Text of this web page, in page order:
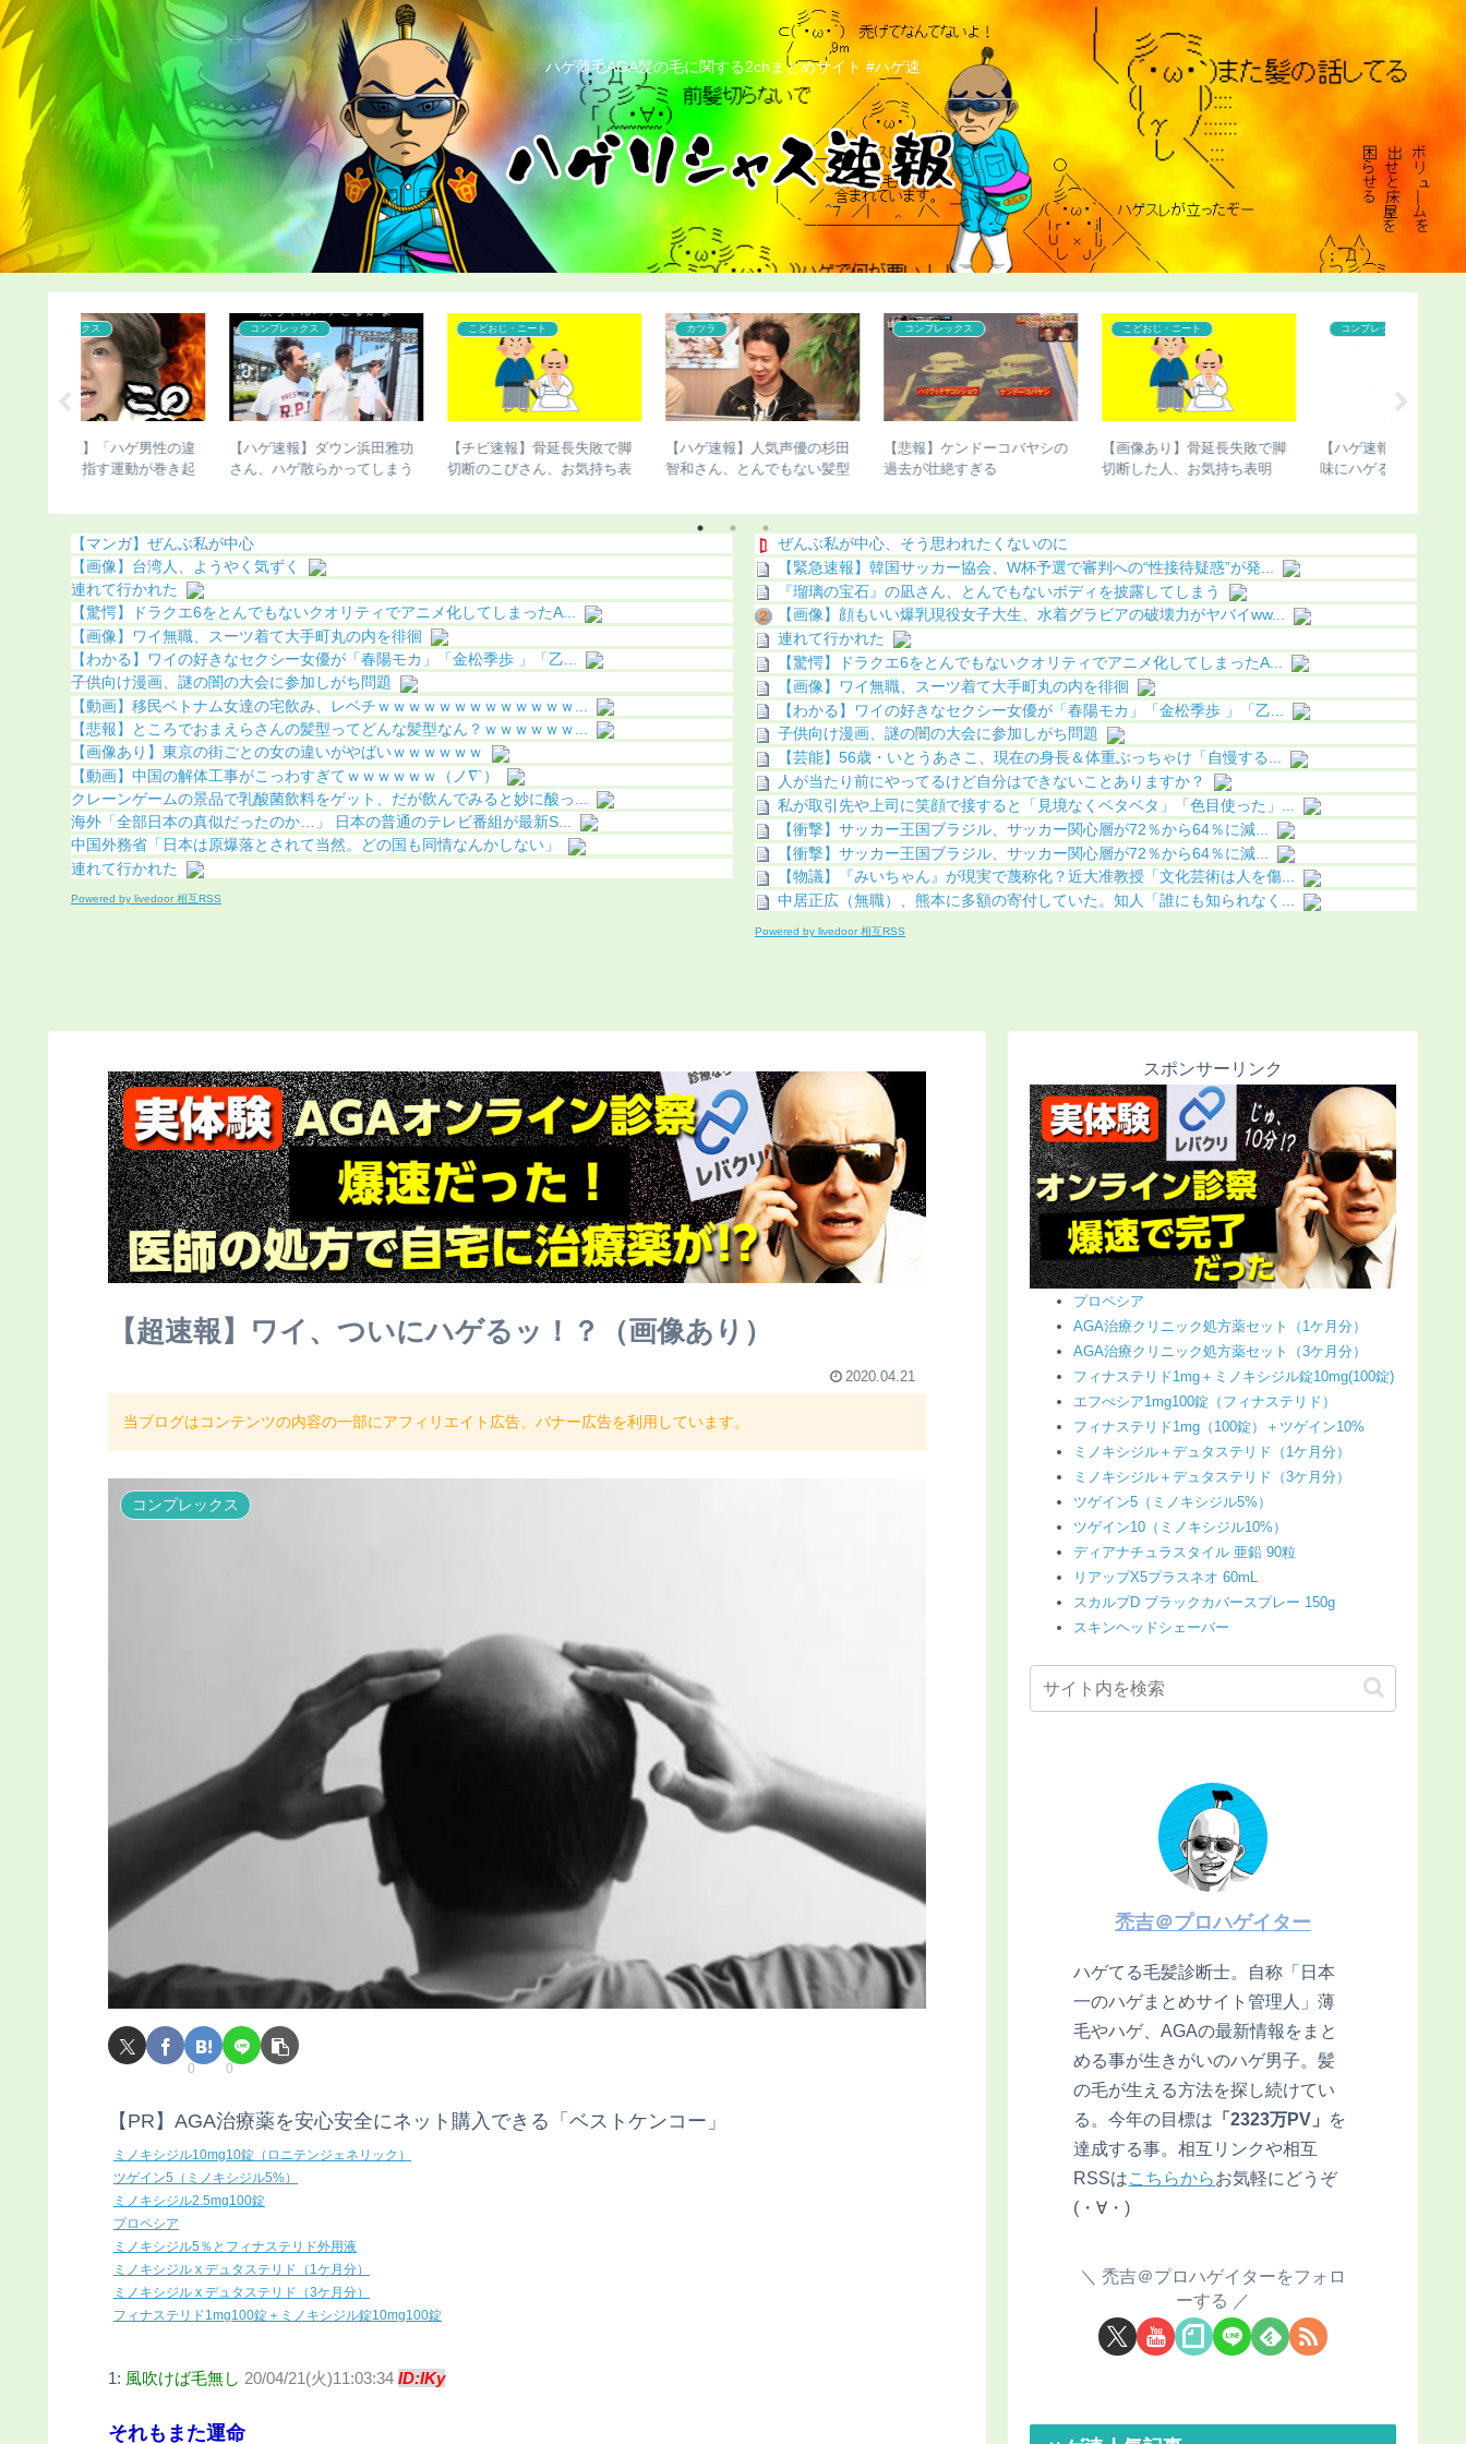
ハゲ薄毛AGA髪の毛に関する2chまとめサイト #ハゲ速
こどおじ・ニート
【チビ速報】骨延長失敗で脚
切断のこびさん、お気持ち表
カツラ
【ハゲ速報】人気声優の杉田
智和さん、とんでもない髪型
コンプレックス
【悲報】ケンドーコバヤシの
過去が壮絶すぎる
こどおじ・ニート
【画像あり】骨延長失敗で脚
切断した人、お気持ち表明
コンプレックス
【ハゲ速報】藤井隆さん、地
味にハゲる（画像あり）
コンプレックス
【ハゲ速報】市原隼人さん、
また髪の毛がなくなってしま
【マンガ】ぜんぶ私が中心
【画像】台湾人、ようやく気ずく
連れて行かれた
【驚愕】ドラクエ6をとんでもないクオリティでアニメ化してしまったA...
【画像】ワイ無職、スーツ着て大手町丸の内を徘徊
【わかる】ワイの好きなセクシー女優が「春陽モカ」「金松季歩 」「乙...
子供向け漫画、謎の闇の大会に参加しがち問題
【動画】移民ベトナム女達の宅飲み、レベチｗｗｗｗｗｗｗｗｗｗｗｗｗ...
【悲報】ところでおまえらさんの髪型ってどんな髪型なん？ｗｗｗｗｗｗ...
【画像あり】東京の街ごとの女の違いがやばいｗｗｗｗｗｗ
【動画】中国の解体工事がこっわすぎてｗｗｗｗｗｗ（ノ∇`）
クレーンゲームの景品で乳酸菌飲料をゲット、だが飲んでみると妙に酸っ...
海外「全部日本の真似だったのか…」 日本の普通のテレビ番組が最新S...
中国外務省「日本は原爆落とされて当然。どの国も同情なんかしない」
連れて行かれた
Powered by livedoor 相互RSS
ぜんぶ私が中心、そう思われたくないのに
【緊急速報】韓国サッカー協会、W杯予選で審判への“性接待疑惑”が発...
『瑠璃の宝石』の凪さん、とんでもないボディを披露してしまう
【画像】顔もいい爆乳現役女子大生、水着グラビアの破壊力がヤバイww...
連れて行かれた
【驚愕】ドラクエ6をとんでもないクオリティでアニメ化してしまったA...
【画像】ワイ無職、スーツ着て大手町丸の内を徘徊
【わかる】ワイの好きなセクシー女優が「春陽モカ」「金松季歩 」「乙...
子供向け漫画、謎の闇の大会に参加しがち問題
【芸能】56歳・いとうあさこ、現在の身長＆体重ぶっちゃけ「自慢する...
人が当たり前にやってるけど自分はできないことありますか？
私が取引先や上司に笑顔で接すると「見境なくベタベタ」「色目使った」...
【衝撃】サッカー王国ブラジル、サッカー関心層が72％から64％に減...
【衝撃】サッカー王国ブラジル、サッカー関心層が72％から64％に減...
【物議】『みいちゃん』が現実で蔑称化？近大准教授「文化芸術は人を傷...
中居正広（無職）、熊本に多額の寄付していた。知人「誰にも知られなく...
Powered by livedoor 相互RSS
【超速報】ワイ、ついにハゲるッ！？（画像あり）
2020.04.21
当ブログはコンテンツの内容の一部にアフィリエイト広告、バナー広告を利用しています。
コンプレックス
0 0
【PR】AGA治療薬を安心安全にネット購入できる「ベストケンコー」
ミノキシジル10mg10錠（ロニテンジェネリック）
ツゲイン5（ミノキシジル5%）
ミノキシジル2.5mg100錠
プロペシア
ミノキシジル5％とフィナステリド外用液
ミノキシジル x デュタステリド（1ケ月分）
ミノキシジル x デュタステリド（3ケ月分）
フィナステリド1mg100錠＋ミノキシジル錠10mg100錠
1: 風吹けば毛無し 20/04/21(火)11:03:34 ID:IKy
それもまた運命
スポンサーリンク
プロペシア
AGA治療クリニック処方薬セット（1ケ月分）
AGA治療クリニック処方薬セット（3ケ月分）
フィナステリド1mg＋ミノキシジル錠10mg(100錠)
エフぺシア1mg100錠（フィナステリド）
フィナステリド1mg（100錠）＋ツゲイン10%
ミノキシジル＋デュタステリド（1ケ月分）
ミノキシジル＋デュタステリド（3ケ月分）
ツゲイン5（ミノキシジル5%）
ツゲイン10（ミノキシジル10%）
ディアナチュラスタイル 亜鉛 90粒
リアップX5プラスネオ 60mL
スカルプD ブラックカバースプレー 150g
スキンヘッドシェーバー
禿吉＠プロハゲイター
ハゲてる毛髪診断士。自称「日本
一のハゲまとめサイト管理人」薄
毛やハゲ、AGAの最新情報をまと
める事が生きがいのハゲ男子。髪
の毛が生える方法を探し続けてい
る。今年の目標は 「2323万PV」 を
達成する事。相互リンクや相互
RSSはこちらからお気軽にどうぞ
(・∀・)
禿吉＠プロハゲイターをフォロ
ーする